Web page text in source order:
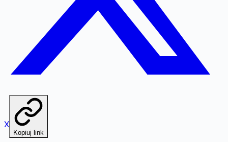
X
Kopiuj link